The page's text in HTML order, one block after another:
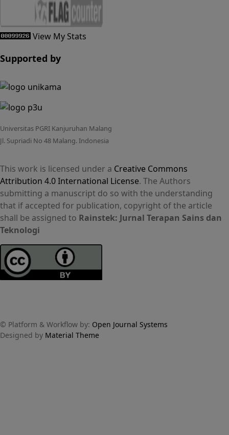
View My Stats
Supported by
Universitas PGRI Kanjuruhan Malang
Jl. Supriadi No 48 Malang. Indonesia
This work is licensed under a Creative Commons
Attribution 4.0 International License. The Authors
submitting a manuscript do so with the understanding
that if accepted for publication, copyright of the article
shall be assigned to Rainstek: Jurnal Terapan Sains dan
Teknologi
© Platform & Workflow by: Open Journal Systems
Designed by Material Theme